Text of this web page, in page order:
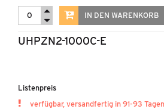
IN DEN WARENKORB
UHPZN2-1000C-E
Listenpreis
verfügbar, versandfertig in 91-93 Tagen